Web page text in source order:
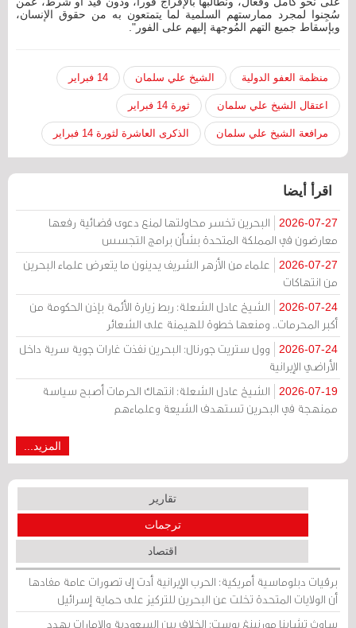
سُجِنوا لمجرد ممارستهم السلمية لما يتمتعون به من حقوق الإنسان،
وبإسقاط جميع التهم المُوجهة إليهم على الفور".
منظمة العفو الدولية الشيخ علي سلمان 14 فبراير
اعتقال الشيخ علي سلمان ثورة 14 فبراير
مرافعة الشيخ علي سلمان الذكرى العاشرة لثورة 14 فبراير
اقرأ أيضا
2026-07-27
البحرين تخسر محاولتها لمنع دعوى قضائية رفعها
معارضون في المملكة المتحدة بشأن برامج التجسس
2026-07-27
علماء من الأزهر الشريف يدينون ما يتعرض علماء البحرين
من انتهاكات
2026-07-24
الشيخ عادل الشعلة: ربط زيارة الأئمة بإذن الحكومة من
أكبر المحرمات.. ومنعها خطوة للهيمنة على الشعائر
2026-07-24
وول ستريت جورنال: البحرين نفذت غارات جوية سرية داخل
الأراضي الإيرانية
2026-07-19
الشيخ عادل الشعلة: انتهاك الحرمات أصبح سياسة
ممنهجة في البحرين تستهدف الشيعة وعلماءهم
المزيد...
تقارير
ترجمات
اقتصاد
برقيات دبلوماسية أمريكية: الحرب الإيرانية أدت إلى تصورات عامة مفادها
أن الولايات المتحدة تخلت عن البحرين للتركيز على حماية إسرائيل
ساوث تشاينا مورنينغ بوست: الخلاف بين السعودية والإمارات يهدد